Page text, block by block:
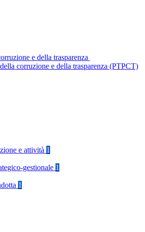
e della trasparenza
corruzione e della trasparenza (PTPCT)
e attività 1
gestionale 1
1